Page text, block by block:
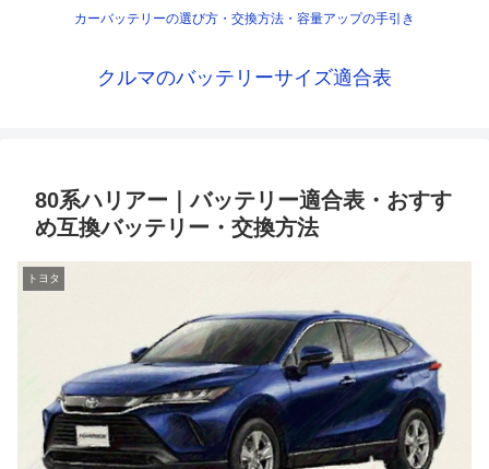
カーバッテリーの選び方・交換方法・容量アップの手引き
クルマのバッテリーサイズ適合表
80系ハリアー｜バッテリー適合表・おすす
め互換バッテリー・交換方法
トヨタ